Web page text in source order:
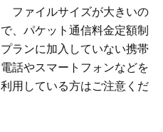
ファイルサイズが大きいの
で、パケット通信料金定額制
プランに加入していない携帯
電話やスマートフォンなどを
利用している方はご注意くだ